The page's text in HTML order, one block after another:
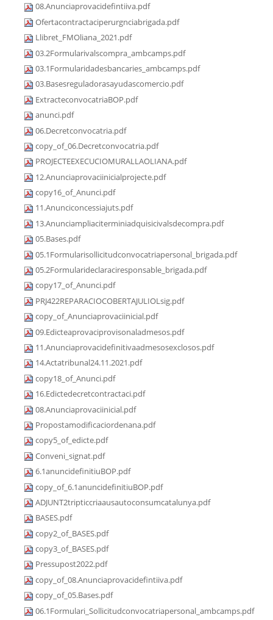
08.Anunciaprovacidefintiiva.pdf
Ofertacontractaciperurgnciabrigada.pdf
Llibret_FMOliana_2021.pdf
03.2Formularivalscompra_ambcamps.pdf
03.1Formularidadesbancaries_ambcamps.pdf
03.Basesreguladorasayudascomercio.pdf
ExtracteconvocatriaBOP.pdf
anunci.pdf
06.Decretconvocatria.pdf
copy_of_06.Decretconvocatria.pdf
PROJECTEEXECUCIOMURALLAOLIANA.pdf
12.Anunciaprovaciinicialprojecte.pdf
copy16_of_Anunci.pdf
11.Anunciconcessiajuts.pdf
13.Anunciampliaciterminiadquisicivalsdecompra.pdf
05.Bases.pdf
05.1Formularisollicitudconvocatriapersonal_brigada.pdf
05.2Formularideclaraciresponsable_brigada.pdf
copy17_of_Anunci.pdf
PRJ422REPARACIOCOBERTAJULIOLsig.pdf
copy_of_Anunciaprovaciinicial.pdf
09.Edicteaprovaciprovisonaladmesos.pdf
11.Anunciaprovacidefinitivaadmesosexclosos.pdf
14.Actatribunal24.11.2021.pdf
copy18_of_Anunci.pdf
16.Edictedecretcontractaci.pdf
08.Anunciaprovaciinicial.pdf
Propostamodificaciordenana.pdf
copy5_of_edicte.pdf
Conveni_signat.pdf
6.1anuncidefinitiuBOP.pdf
copy_of_6.1anuncidefinitiuBOP.pdf
ADJUNT2tripticcriaausautoconsumcatalunya.pdf
BASES.pdf
copy2_of_BASES.pdf
copy3_of_BASES.pdf
Pressupost2022.pdf
copy_of_08.Anunciaprovacidefintiiva.pdf
copy_of_05.Bases.pdf
06.1Formulari_Sollicitudconvocatriapersonal_ambcamps.pdf